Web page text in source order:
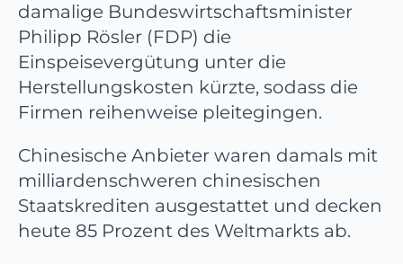
damalige Bundeswirtschaftsminister
Philipp Rösler (FDP) die
Einspeisevergütung unter die
Herstellungskosten kürzte, sodass die
Firmen reihenweise pleitegingen.
Chinesische Anbieter waren damals mit
milliardenschweren chinesischen
Staatskrediten ausgestattet und decken
heute 85 Prozent des Weltmarkts ab.